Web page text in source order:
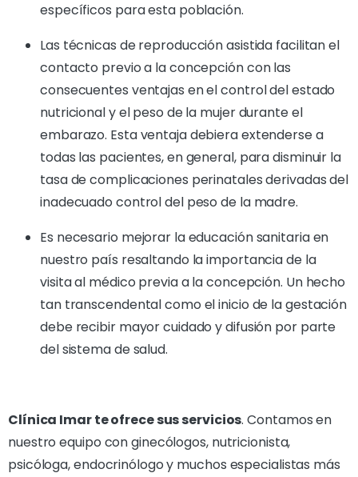
específicos para esta población.
Las técnicas de reproducción asistida facilitan el
contacto previo a la concepción con las
consecuentes ventajas en el control del estado
nutricional y el peso de la mujer durante el
embarazo. Esta ventaja debiera extenderse a
todas las pacientes, en general, para disminuir la
tasa de complicaciones perinatales derivadas del
inadecuado control del peso de la madre.
Es necesario mejorar la educación sanitaria en
nuestro país resaltando la importancia de la
visita al médico previa a la concepción. Un hecho
tan transcendental como el inicio de la gestación
debe recibir mayor cuidado y difusión por parte
del sistema de salud.
Clínica Imar te ofrece sus servicios. Contamos en
nuestro equipo con ginecólogos, nutricionista,
psicóloga, endocrinólogo y muchos especialistas más